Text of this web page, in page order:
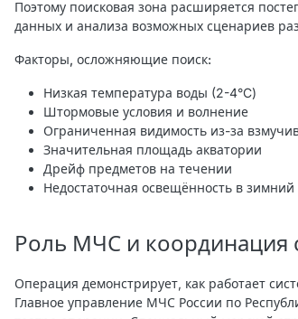
Поэтому поисковая зона расширяется
данных и анализа возможных сценариев
Факторы, осложняющие поиск:
Низкая температура воды (2-4°C)
Штормовые условия и волнение
Ограниченная видимость из-за
Значительная площадь акватории
Дрейф предметов на течении
Недостаточная освещённость в
Роль МЧС и координация
Операция демонстрирует, как работает
Главное управление МЧС России по